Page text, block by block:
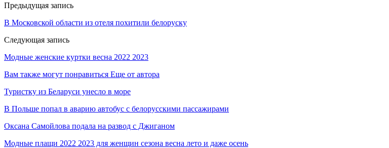
Предыдущая запись
В Московской области из отеля похитили белоруску
Следующая запись
Модные женские куртки весна 2022 2023
Вам также могут понравиться Еще от автора
Туристку из Беларуси унесло в море
В Польше попал в аварию автобус с белорусскими пассажирами
Оксана Самойлова подала на развод с Джиганом
Модные плащи 2022 2023 для женщин сезона весна лето и даже осень